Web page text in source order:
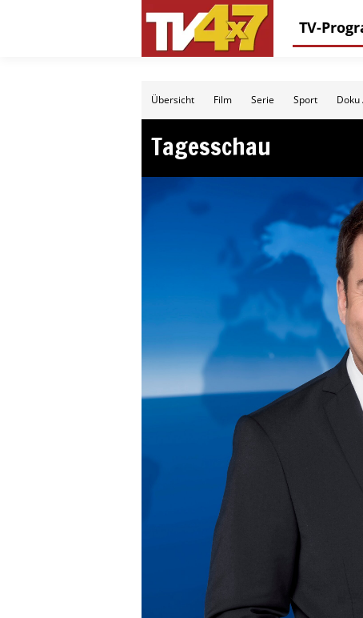
TV-
Übersicht Film Serie Sport Doku
Tagesschau